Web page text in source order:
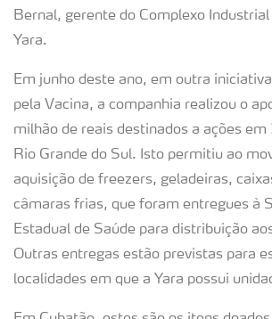
Bernal, gerente do Complexo Industrial
Yara.
Em junho deste ano, em outra
pela Vacina, a companhia realizou o
milhão de reais destinados a ações
Rio Grande do Sul. Isto permitiu ao
aquisição de freezers, geladeiras,
câmaras frias, que foram entregues à
Estadual de Saúde para distribuição
Outras entregas estão previstas para
localidades em que a Yara possui